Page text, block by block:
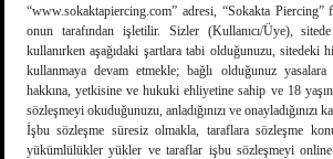
“www.sokaktapiercing.com” adresi, “Sokakta
onun tarafından işletilir. Sizler (Kullanıcı/Üye),
kullanırken aşağıdaki şartlara tabi olduğunuzu, sitedeki
kullanmaya devam etmekle; bağlı olduğunuz yasalara
hakkına, yetkisine ve hukuki ehliyetine sahip ve 18
sözleşmeyi okuduğunuzu, anladığınızı ve onayladığınızı
İşbu sözleşme süresiz olmakla, taraflara sözleşme
yükümlülükler yükler ve taraflar işbu sözleşmeyi